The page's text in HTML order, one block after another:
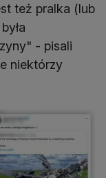
też pralka (lub
- pisali
niektórzy